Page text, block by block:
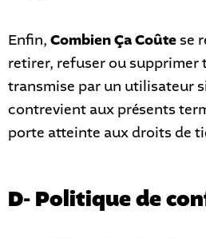
Enfin, Combien Ça Coûte se
retirer, refuser ou
transmise par un utilisateur
contrevient aux présents
porte atteinte aux droits de
D- Politique de